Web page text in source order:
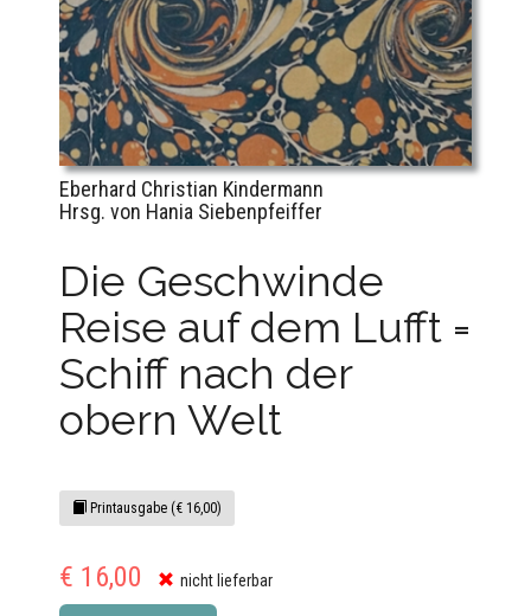
Eberhard Christian Kindermann
Hrsg. von Hania Siebenpfeiffer
Die Geschwinde
Reise auf dem Lufft =
Schiff nach der
obern Welt
Printausgabe (€ 16,00)
€ 16,00 nicht lieferbar